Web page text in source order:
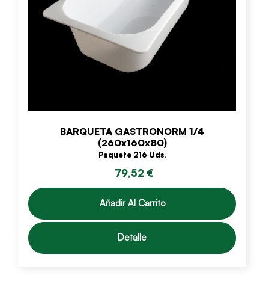
BARQUETA GASTRONORM 1/4
(260x160x80)
Paquete 216 Uds.
79,52 €
Añadir Al Carrito
Detalle